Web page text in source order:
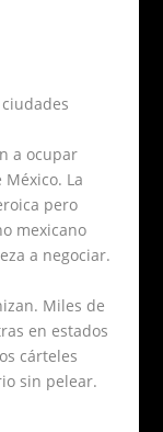
a ocupar
La
pero
mexicano
a negociar.
Miles de
en estados
cárteles
sin pelear.